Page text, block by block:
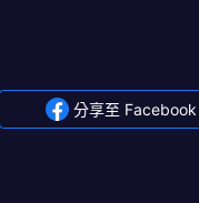
分享至 Facebook